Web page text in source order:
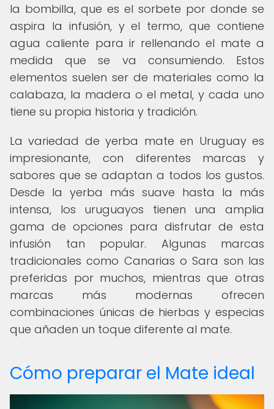
la bombilla, que es el sorbete por donde se
aspira la infusión, y el termo, que contiene
agua caliente para ir rellenando el mate a
medida que se va consumiendo. Estos
elementos suelen ser de materiales como la
calabaza, la madera o el metal, y cada uno
tiene su propia historia y tradición.
La variedad de yerba mate en Uruguay es
impresionante, con diferentes marcas y
sabores que se adaptan a todos los gustos.
Desde la yerba más suave hasta la más
intensa, los uruguayos tienen una amplia
gama de opciones para disfrutar de esta
infusión tan popular. Algunas marcas
tradicionales como Canarias o Sara son las
preferidas por muchos, mientras que otras
marcas más modernas ofrecen
combinaciones únicas de hierbas y especias
que añaden un toque diferente al mate.
Cómo preparar el Mate ideal